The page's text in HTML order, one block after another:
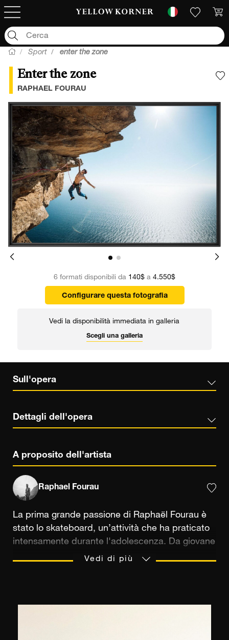
Sport enter the zone
Enter the zone
RAPHAEL FOURAU
6 formati disponibili da 140$ a 4.550$
Configurare questa fotografia
Vedi la disponibilità immediata in galleria
Scegli una galleria
Sull'opera
Dettagli dell'opera
A proposito dell'artista
Raphael Fourau
La prima grande passione di Raphaël Fourau è
stato lo skateboard, un’attività che ha praticato
intensamente durante l'adolescenza. Da giovane
divorava le riviste di skateboard: "Ero
Vedi di più